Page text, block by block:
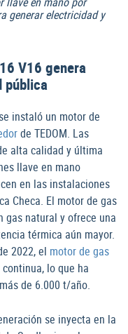
generar electricidad y
V16 genera
pública
instaló un motor de
de TEDOM. Las
alta calidad y última
llave en mano
en las instalaciones
Checa. El motor de gas
gas natural y ofrece una
térmica aún mayor.
2022, el motor de gas
lo que ha
de 6.000 t/año.
se inyecta en la